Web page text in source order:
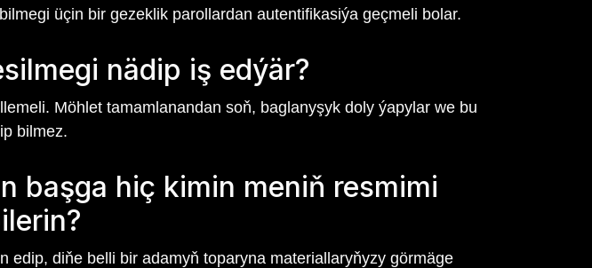
üçin bir gezeklik parollardan autentifikasiýa geçmeli bolar.
nädip iş edýär?
Möhlet tamamlanandan soň, baglanyşyk doly ýapylar we bu
bilmez.
başga hiç kimin meniň resmimi
edip, diňe belli bir adamyň toparyna materiallaryňyzy görmäge